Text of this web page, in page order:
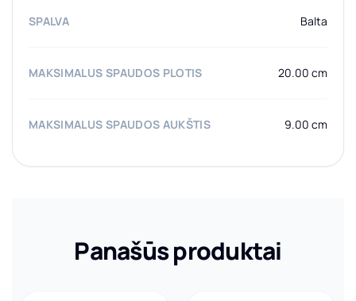
SPALVA Balta
MAKSIMALUS SPAUDOS PLOTIS 20.00 cm
MAKSIMALUS SPAUDOS AUKŠTIS 9.00 cm
Panašūs produktai